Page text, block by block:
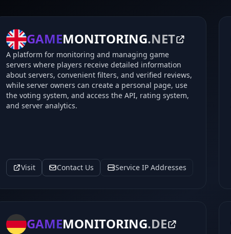
GAMEMONITORING.NET
A platform for monitoring and managing game
servers where players receive detailed information
about servers, convenient filters, and verified reviews,
while server owners can create a personal page, use
the voting system, and access the API, rating system,
and server analytics.
Visit Contact Us Service IP Addresses
GAMEMONITORING.DE